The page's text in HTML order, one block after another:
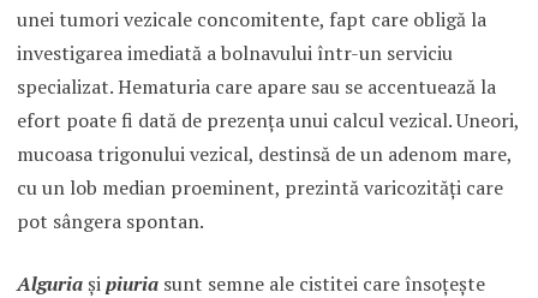
unei tumori vezicale concomitente, fapt care obligă la
investigarea imediată a bolnavului într-un serviciu
specializat. Hematuria care apare sau se accentuează la
efort poate fi dată de prezenţa unui calcul vezical. Uneori,
mucoasa trigonului vezical, destinsă de un adenom mare,
cu un lob median proeminent, prezintă varicozităţi care
pot sângera spontan.
Alguriaşipiuriasunt semne ale cistitei care însoţeşte